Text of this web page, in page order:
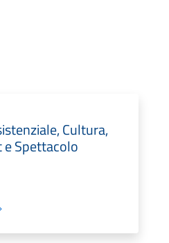
Cultura,
Spettacolo